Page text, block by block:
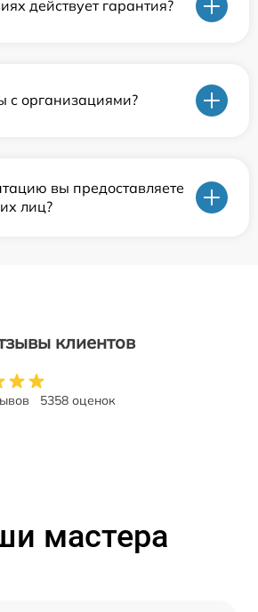
действует гарантия?
с организациями?
вы предоставляете
лиц?
клиентов
5358 оценок
мастера